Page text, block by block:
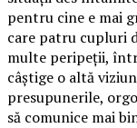
pentru cine e mai
care patru cupluri
multe peripeții,
câștige o altă
presupunerile,
să comunice mai